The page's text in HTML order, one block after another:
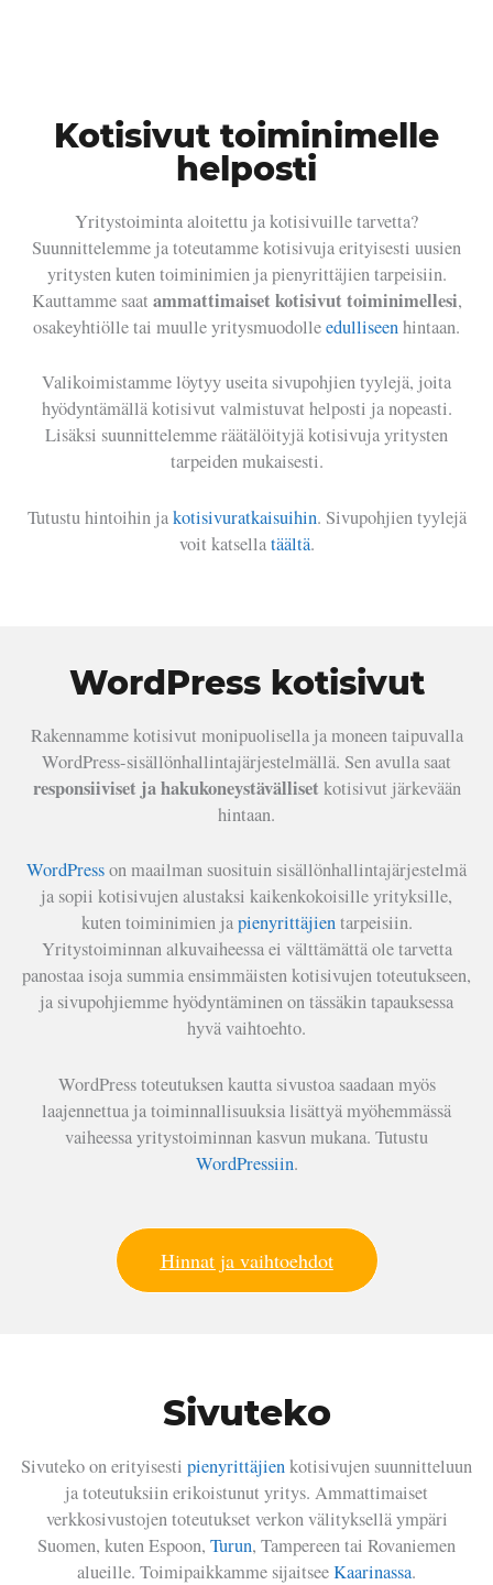
Kotisivut toiminimelle
helposti
Yritystoiminta aloitettu ja kotisivuille tarvetta?
Suunnittelemme ja toteutamme kotisivuja erityisesti uusien
yritysten kuten toiminimien ja pienyrittäjien tarpeisiin.
Kauttamme saat ammattimaiset kotisivut toiminimellesi,
osakeyhtiölle tai muulle yritysmuodolleedulliseenhintaan.
Valikoimistamme löytyy useita sivupohjien tyylejä, joita
hyödyntämällä kotisivut valmistuvat helposti ja nopeasti.
Lisäksi suunnittelemme räätälöityjä kotisivuja yritysten
tarpeiden mukaisesti.
Tutustu hintoihin jakotisivuratkaisuihin. Sivupohjien tyylejä
voit katsellatäältä.
WordPress kotisivut
Rakennamme kotisivut monipuolisella ja moneen taipuvalla
WordPress-sisällönhallintajärjestelmällä. Sen avulla saat
responsiiviset ja hakukoneystävällisetkotisivut järkevään
hintaan.
WordPresson maailman suosituin sisällönhallintajärjestelmä
ja sopii kotisivujen alustaksi kaikenkokoisille yrityksille,
kuten toiminimien japienyrittäjientarpeisiin.
Yritystoiminnan alkuvaiheessa ei välttämättä ole tarvetta
panostaa isoja summia ensimmäisten kotisivujen toteutukseen,
ja sivupohjiemme hyödyntäminen on tässäkin tapauksessa
hyvä vaihtoehto.
WordPress toteutuksen kautta sivustoa saadaan myös
laajennettua ja toiminnallisuuksia lisättyä myöhemmässä
vaiheessa yritystoiminnan kasvun mukana. Tutustu
WordPressiin.
Hinnat ja vaihtoehdot
Sivuteko
Sivuteko on erityisesti pienyrittäjienkotisivujen suunnitteluun
ja toteutuksiin erikoistunut yritys. Ammattimaiset
verkkosivustojen toteutukset verkon välityksellä ympäri
Suomen, kuten Espoon, Turun, Tampereen tai Rovaniemen
alueille. Toimipaikkamme sijaitseeKaarinassa.